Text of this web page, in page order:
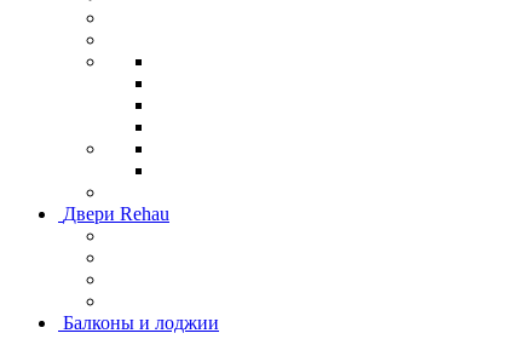
Двери Rehau
Балконы и лоджии